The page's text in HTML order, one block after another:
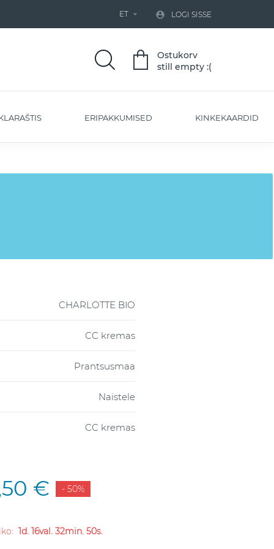
ET   LOGI SISSE
Ostukorv
still empty :(
ERIPAKKUMISED KINKEKAARDID
CHARLOTTE BIO
CC kremas
Prantsusmaa
Naistele
CC kremas
€ - 50%
1d. 16val. 32min. 49s.